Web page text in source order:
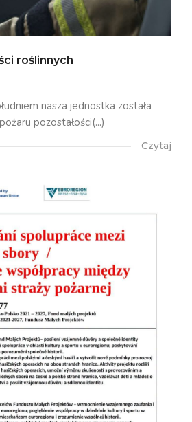
roślinnych
nasza jednostka została
pozostałości(...)
Czytaj